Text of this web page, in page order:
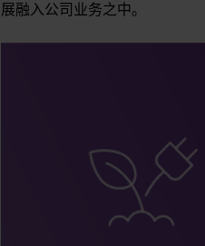
展融入公司业务之中。